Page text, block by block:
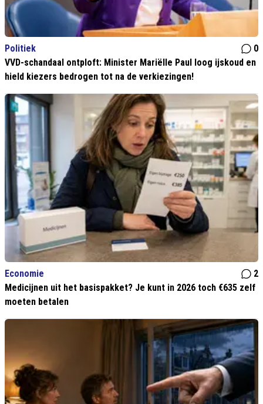
Politiek
0
VVD-schandaal ontploft: Minister Mariëlle Paul loog ijskoud en
hield kiezers bedrogen tot na de verkiezingen!
Economie
2
Medicijnen uit het basispakket? Je kunt in 2026 toch €635 zelf
moeten betalen